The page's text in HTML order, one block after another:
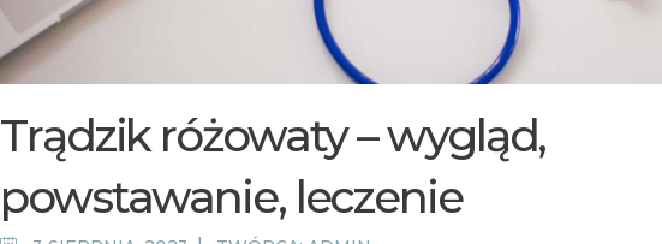
Trądzik różowaty – wygląd,
powstawanie, leczenie